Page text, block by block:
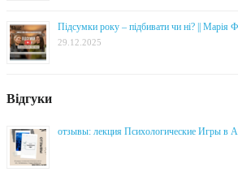
Підсумки року – підбивати чи ні? || Марія
29.12.2025
Відгуки
отзывы: лекция Психологические Игры в